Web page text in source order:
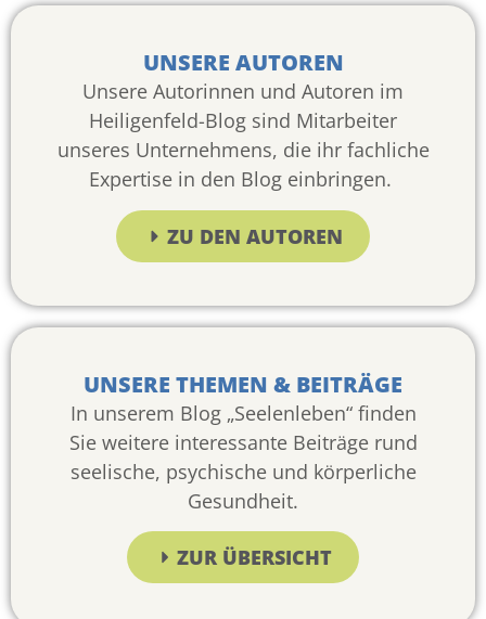
UNSERE AUTOREN
Unsere Autorinnen und Autoren im
Heiligenfeld-Blog sind Mitarbeiter
unseres Unternehmens, die ihr fachliche
Expertise in den Blog einbringen.
ZU DEN AUTOREN
UNSERE THEMEN & BEITRÄGE
In unserem Blog „Seelenleben“ finden
Sie weitere interessante Beiträge rund
seelische, psychische und körperliche
Gesundheit.
ZUR ÜBERSICHT